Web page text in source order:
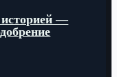
историей —